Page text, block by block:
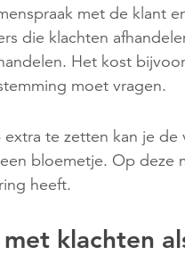
met de klant
die klachten
Het kost
moet vragen.
te zetten kan je
bloemetje. Op deze
heeft.
met klachten